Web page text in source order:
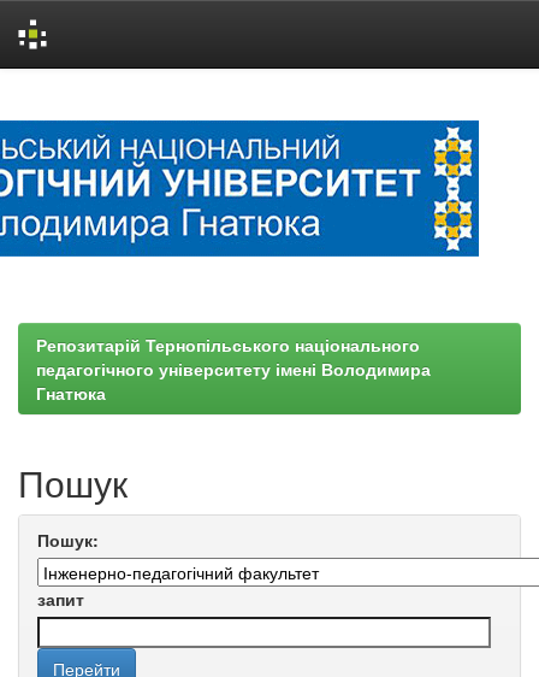
Репозитарій Тернопільського національного
педагогічного університету імені Володимира
Гнатюка
Пошук
Пошук:
запит